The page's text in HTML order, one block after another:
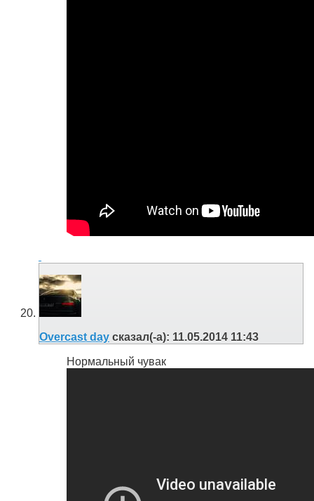
Overcast day сказал(-а): 11.05.2014 11:43
Нормальный чувак